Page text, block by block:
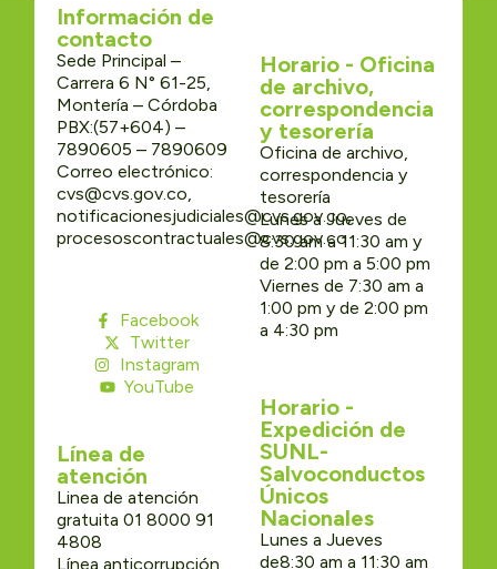
Información de
contacto
Sede Principal –
Carrera 6 N° 61-25,
Montería – Córdoba
PBX:(57+604) –
7890605 – 7890609
Correo electrónico:
cvs@cvs.gov.co,
notificacionesjudiciales@cvs.gov.co,
procesoscontractuales@cvs.gov.co
Facebook
Twitter
Instagram
YouTube
Línea de
atención
Linea de atención
gratuita 01 8000 91
4808
Línea anticorrupción
Horario - Oficina
de archivo,
correspondencia
y tesorería
Oficina de archivo,
correspondencia y
tesorería
Lunes a Jueves de
8:30 am a 11:30 am y
de 2:00 pm a 5:00 pm
Viernes de 7:30 am a
1:00 pm y de 2:00 pm
a 4:30 pm
Horario -
Expedición de
SUNL-
Salvoconductos
Únicos
Nacionales
Lunes a Jueves
de8:30 am a 11:30 am